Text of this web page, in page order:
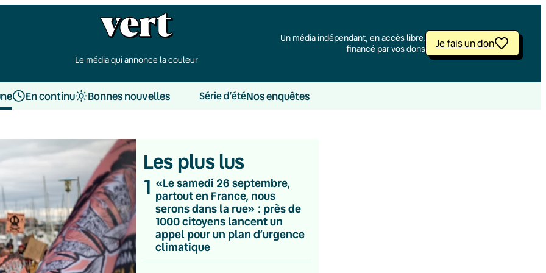
Le média qui annonce la couleur
Un média indépendant, en accès libre,
financé par vos dons
Je fais un don
En continu Bonnes nouvelles Série d’étéNos enquêtes
Les plus lus
1 «Le samedi 26 septembre,
partout en France, nous
serons dans la rue» : près de
1000 citoyens lancent un
appel pour un plan d’urgence
climatique